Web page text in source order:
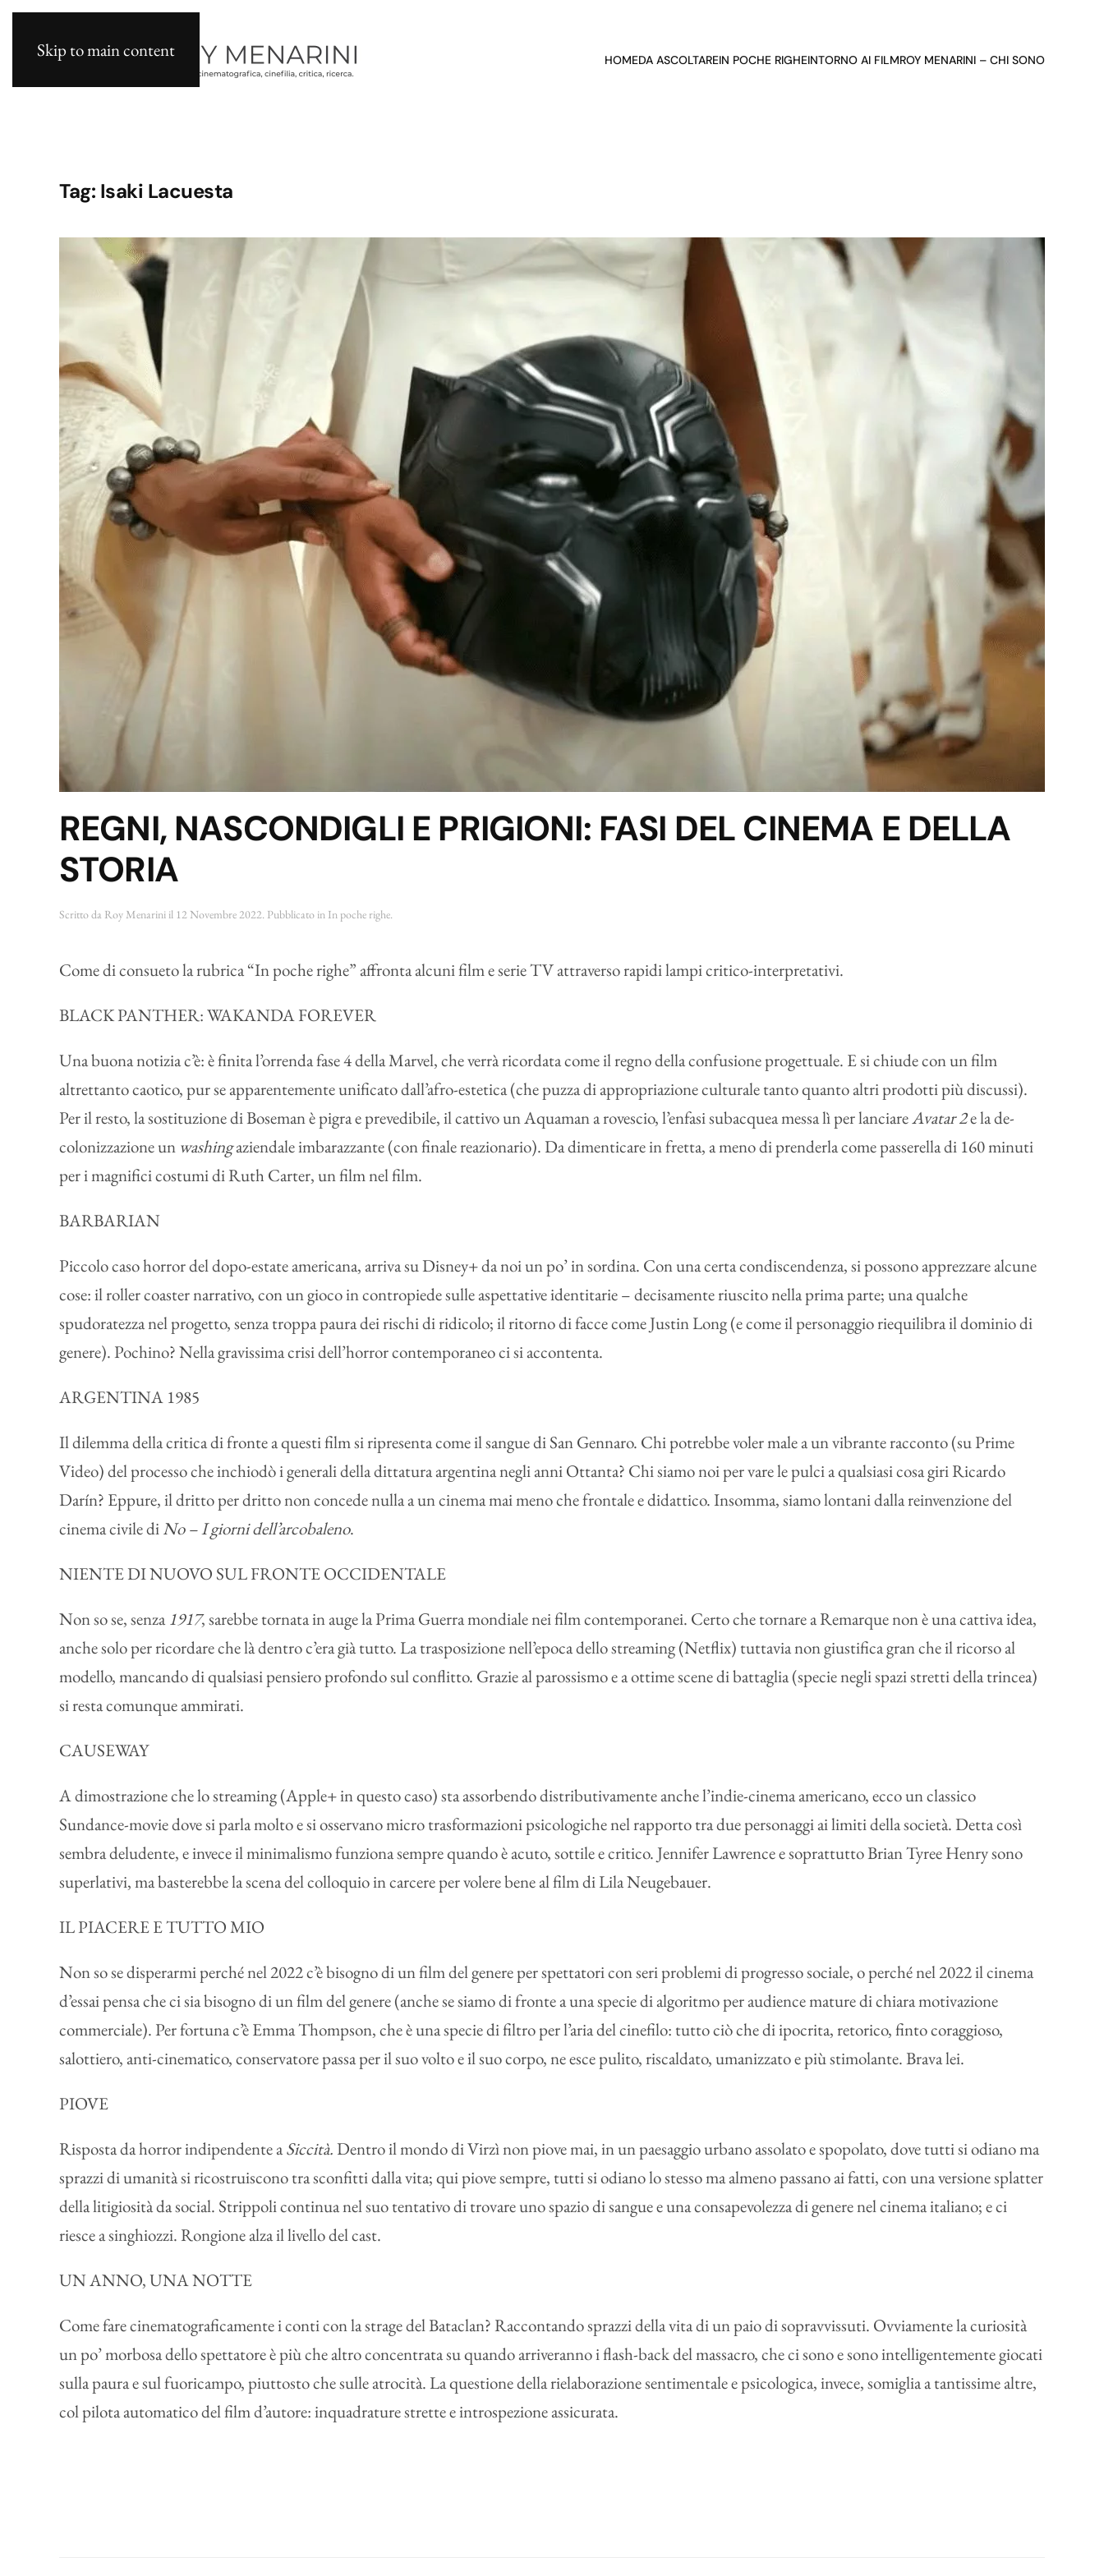
Skip to main content HOMEDA ASCOLTAREIN POCHE RIGHEINTORNO AI FILMROY MENARINI – CHI SONO
Tag: Isaki Lacuesta
REGNI, NASCONDIGLI E PRIGIONI: FASI DEL CINEMA E DELLA
STORIA
Scritto da Roy Menarini il 12 Novembre 2022. Pubblicato in In poche righe.
Come di consueto la rubrica “In poche righe” affronta alcuni film e serie TV attraverso rapidi lampi critico-interpretativi.
BLACK PANTHER: WAKANDA FOREVER
Una buona notizia c’è: è finita l’orrenda fase 4 della Marvel, che verrà ricordata come il regno della confusione progettuale. E si chiude con un film
altrettanto caotico, pur se apparentemente unificato dall’afro-estetica (che puzza di appropriazione culturale tanto quanto altri prodotti più discussi).
Per il resto, la sostituzione di Boseman è pigra e prevedibile, il cattivo un Aquaman a rovescio, l’enfasi subacquea messa lì per lanciareAvatar 2e la de-
colonizzazione un washingaziendale imbarazzante (con finale reazionario). Da dimenticare in fretta, a meno di prenderla come passerella di 160 minuti
per i magnifici costumi di Ruth Carter, un film nel film.
BARBARIAN
Piccolo caso horror del dopo-estate americana, arriva su Disney+ da noi un po’ in sordina. Con una certa condiscendenza, si possono apprezzare alcune
cose: il roller coaster narrativo, con un gioco in contropiede sulle aspettative identitarie – decisamente riuscito nella prima parte; una qualche
spudoratezza nel progetto, senza troppa paura dei rischi di ridicolo; il ritorno di facce come Justin Long (e come il personaggio riequilibra il dominio di
genere). Pochino? Nella gravissima crisi dell’horror contemporaneo ci si accontenta.
ARGENTINA 1985
Il dilemma della critica di fronte a questi film si ripresenta come il sangue di San Gennaro. Chi potrebbe voler male a un vibrante racconto (su Prime
Video) del processo che inchiodò i generali della dittatura argentina negli anni Ottanta? Chi siamo noi per vare le pulci a qualsiasi cosa giri Ricardo
Darín? Eppure, il dritto per dritto non concede nulla a un cinema mai meno che frontale e didattico. Insomma, siamo lontani dalla reinvenzione del
cinema civile diNo – I giorni dell’arcobaleno.
NIENTE DI NUOVO SUL FRONTE OCCIDENTALE
Non so se, senza1917, sarebbe tornata in auge la Prima Guerra mondiale nei film contemporanei. Certo che tornare a Remarque non è una cattiva idea,
anche solo per ricordare che là dentro c’era già tutto. La trasposizione nell’epoca dello streaming (Netflix) tuttavia non giustifica gran che il ricorso al
modello, mancando di qualsiasi pensiero profondo sul conflitto. Grazie al parossismo e a ottime scene di battaglia (specie negli spazi stretti della trincea)
si resta comunque ammirati.
CAUSEWAY
A dimostrazione che lo streaming (Apple+ in questo caso) sta assorbendo distributivamente anche l’indie-cinema americano, ecco un classico
Sundance-movie dove si parla molto e si osservano micro trasformazioni psicologiche nel rapporto tra due personaggi ai limiti della società. Detta così
sembra deludente, e invece il minimalismo funziona sempre quando è acuto, sottile e critico. Jennifer Lawrence e soprattutto Brian Tyree Henry sono
superlativi, ma basterebbe la scena del colloquio in carcere per volere bene al film di Lila Neugebauer.
IL PIACERE E TUTTO MIO
Non so se disperarmi perché nel 2022 c’è bisogno di un film del genere per spettatori con seri problemi di progresso sociale, o perché nel 2022 il cinema
d’essai pensa che ci sia bisogno di un film del genere (anche se siamo di fronte a una specie di algoritmo per audience mature di chiara motivazione
commerciale). Per fortuna c’è Emma Thompson, che è una specie di filtro per l’aria del cinefilo: tutto ciò che di ipocrita, retorico, finto coraggioso,
salottiero, anti-cinematico, conservatore passa per il suo volto e il suo corpo, ne esce pulito, riscaldato, umanizzato e più stimolante. Brava lei.
PIOVE
Risposta da horror indipendente aSiccità.Dentro il mondo di Virzì non piove mai, in un paesaggio urbano assolato e spopolato, dove tutti si odiano ma
sprazzi di umanità si ricostruiscono tra sconfitti dalla vita; qui piove sempre, tutti si odiano lo stesso ma almeno passano ai fatti, con una versione splatter
della litigiosità da social. Strippoli continua nel suo tentativo di trovare uno spazio di sangue e una consapevolezza di genere nel cinema italiano; e ci
riesce a singhiozzi. Rongione alza il livello del cast.
UN ANNO, UNA NOTTE
Come fare cinematograficamente i conti con la strage del Bataclan? Raccontando sprazzi della vita di un paio di sopravvissuti. Ovviamente la curiosità
un po’ morbosa dello spettatore è più che altro concentrata su quando arriveranno i flash-back del massacro, che ci sono e sono intelligentemente giocati
sulla paura e sul fuoricampo, piuttosto che sulle atrocità. La questione della rielaborazione sentimentale e psicologica, invece, somiglia a tantissime altre,
col pilota automatico del film d’autore: inquadrature strette e introspezione assicurata.